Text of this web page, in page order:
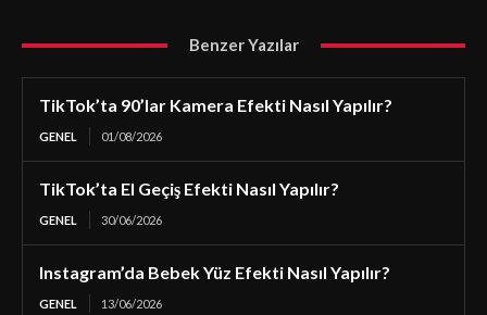
Benzer Yazılar
TikTok’ta 90’lar Kamera Efekti Nasıl Yapılır?
GENEL 01/08/2026
TikTok’ta El Geçiş Efekti Nasıl Yapılır?
GENEL 30/06/2026
Instagram’da Bebek Yüz Efekti Nasıl Yapılır?
GENEL 13/06/2026